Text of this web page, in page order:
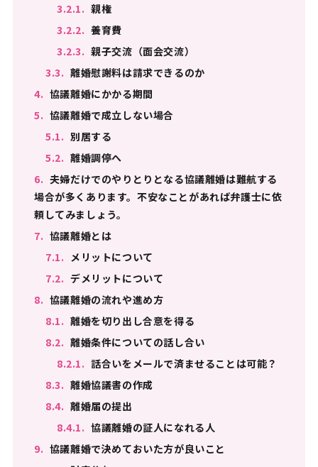
3.2.1. 親権
3.2.2. 養育費
3.2.3. 親子交流（面会交流）
3.3. 離婚慰謝料は請求できるのか
4. 協議離婚にかかる期間
5. 協議離婚で成立しない場合
5.1. 別居する
5.2. 離婚調停へ
6. 夫婦だけでのやりとりとなる協議離婚は難航する
場合が多くあります。不安なことがあれば弁護士に依
頼してみましょう。
7. 協議離婚とは
7.1. メリットについて
7.2. デメリットについて
8. 協議離婚の流れや進め方
8.1. 離婚を切り出し合意を得る
8.2. 離婚条件についての話し合い
8.2.1. 話合いをメールで済ませることは可能？
8.3. 離婚協議書の作成
8.4. 離婚届の提出
8.4.1. 協議離婚の証人になれる人
9. 協議離婚で決めておいた方が良いこと